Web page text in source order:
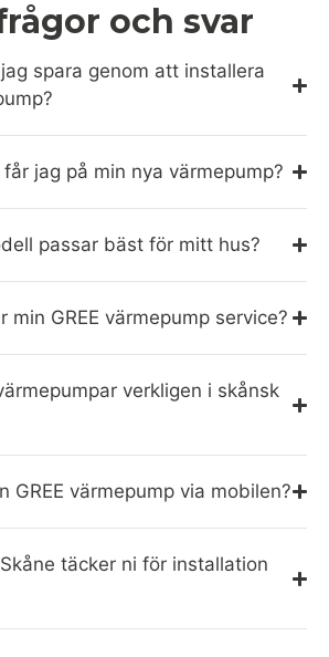
och svar
spara genom att installera
jag på min nya värmepump?
passar bäst för mitt hus?
min GREE värmepump service?
verkligen i skånsk
GREE värmepump via mobilen?
täcker ni för installation